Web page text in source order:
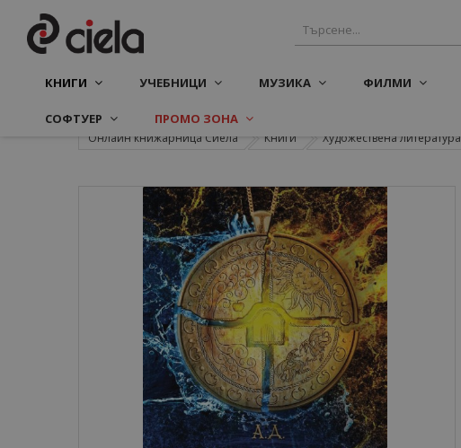
КНИГИ УЧЕБНИЦИ МУЗИКА ФИЛМИ
СОФТУЕР ПРОМО ЗОНА
Онлайн книжарница Сиела Книги Художествена литература